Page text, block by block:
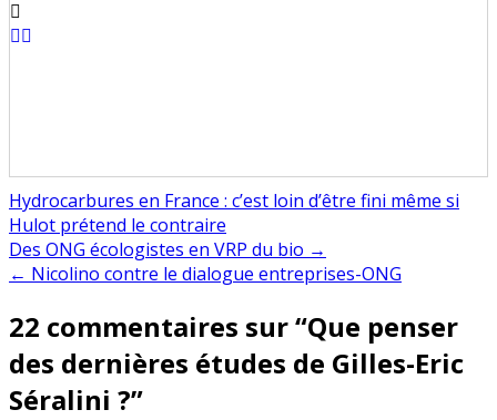
Hydrocarbures en France : c’est loin d’être fini même si
Hulot prétend le contraire
Navigation
de
l’article
Des ONG écologistes en VRP du bio →
← Nicolino contre le dialogue entreprises-ONG
22 commentaires sur “Que penser
des dernières études de Gilles-Eric
Séralini ?”